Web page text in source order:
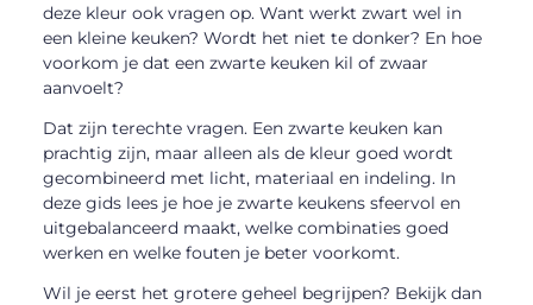
deze kleur ook vragen op. Want werkt zwart wel in
een kleine keuken? Wordt het niet te donker? En hoe
voorkom je dat een zwarte keuken kil of zwaar
aanvoelt?
Dat zijn terechte vragen. Een zwarte keuken kan
prachtig zijn, maar alleen als de kleur goed wordt
gecombineerd met licht, materiaal en indeling. In
deze gids lees je hoe je zwarte keukens sfeervol en
uitgebalanceerd maakt, welke combinaties goed
werken en welke fouten je beter voorkomt.
Wil je eerst het grotere geheel begrijpen? Bekijk dan